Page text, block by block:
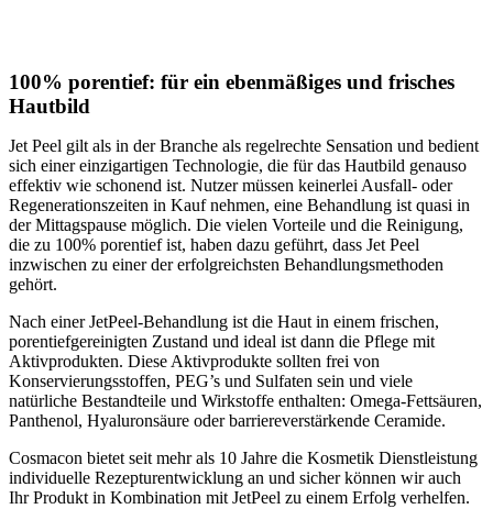
100% porentief: für ein ebenmäßiges und frisches
Hautbild
Jet Peel gilt als in der Branche als regelrechte Sensation und bedient
sich einer einzigartigen Technologie, die für das Hautbild genauso
effektiv wie schonend ist. Nutzer müssen keinerlei Ausfall- oder
Regenerationszeiten in Kauf nehmen, eine Behandlung ist quasi in
der Mittagspause möglich. Die vielen Vorteile und die Reinigung,
die zu 100% porentief ist, haben dazu geführt, dass Jet Peel
inzwischen zu einer der erfolgreichsten Behandlungsmethoden
gehört.
Nach einer JetPeel-Behandlung ist die Haut in einem frischen,
porentiefgereinigten Zustand und ideal ist dann die Pflege mit
Aktivprodukten. Diese Aktivprodukte sollten frei von
Konservierungsstoffen, PEG’s und Sulfaten sein und viele
natürliche Bestandteile und Wirkstoffe enthalten: Omega-Fettsäuren,
Panthenol, Hyaluronsäure oder barriereverstärkende Ceramide.
Cosmacon bietet seit mehr als 10 Jahre die Kosmetik Dienstleistung
individuelle Rezepturentwicklung an und sicher können wir auch
Ihr Produkt in Kombination mit JetPeel zu einem Erfolg verhelfen.